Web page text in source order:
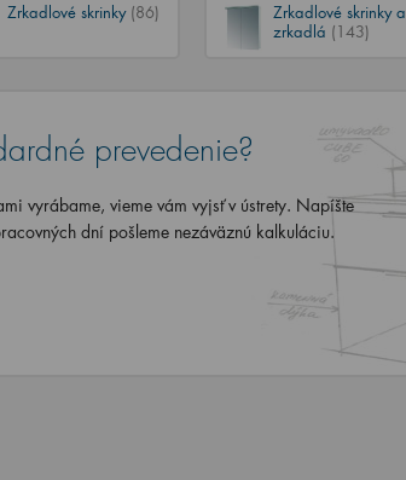
Zrkadlové skrinky (86)
Zrkadlové skrinky a
zrkadlá (143)
prevedenie?
vyrábame, vieme vám vyjsť v ústrety. Napíšte
dní pošleme nezáväznú kalkuláciu.